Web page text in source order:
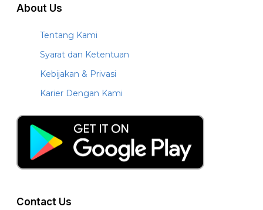
About Us
Tentang Kami
Syarat dan Ketentuan
Kebijakan & Privasi
Karier Dengan Kami
Contact Us